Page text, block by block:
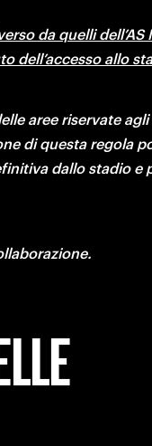
da quelli dell’AS
dell’accesso allo
aree riservate agli
di questa regola
dallo stadio e